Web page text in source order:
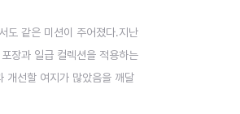
도 같은 미션이 주어졌다.지난
과 일급 컬렉션을 적용하는
개선할 여지가 많았음을 깨달